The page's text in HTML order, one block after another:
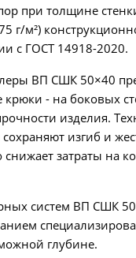
при толщине
г/м²)
с ГОСТ 14918-2020.
ВП СШК 50×40
- на боковых
изделия.
изгиб и
снижает затраты на
систем ВП СШК
глубине.